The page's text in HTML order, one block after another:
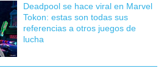
Deadpool se hace viral en Marvel
Tokon: estas son todas sus
referencias a otros juegos de
lucha